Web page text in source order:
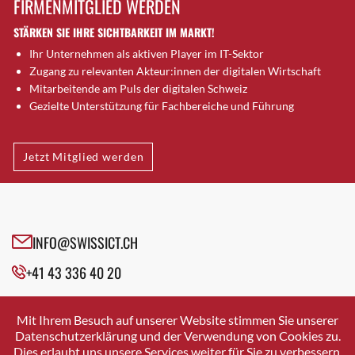
Brugg AG
Brütten
Bubendorf
Bubikon
Buchs (SG)
Bäretswil
Bülach
Cazis
Crissier
Davos Platz
Dierikon
Dietikon
FIRMENMITGLIED WERDEN
STÄRKEN SIE IHRE SICHTBARKEIT IM MARKT!
Ihr Unternehmen als aktiven Player im IT-Sektor
Zugang zu relevanten Akteur:innen der digitalen Wirtschaft
Mitarbeitende am Puls der digitalen Schweiz
Gezielte Unterstützung für Fachbereiche und Führung
Jetzt Mitglied werden
INFO@SWISSICT.CH
+41 43 336 40 20
SWISSICT
VULKANSTRASSE 120
8048 ZURICH
Mit Ihrem Besuch auf unserer Website stimmen Sie unserer
Datenschutzerklärung und der Verwendung von Cookies zu.
Dies erlaubt uns unsere Services weiter für Sie zu verbessern.